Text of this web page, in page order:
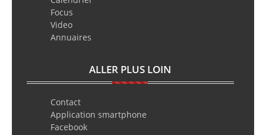
Focus
Video
Annuaires
ALLER PLUS LOIN
Contact
Application smartphone
Facebook